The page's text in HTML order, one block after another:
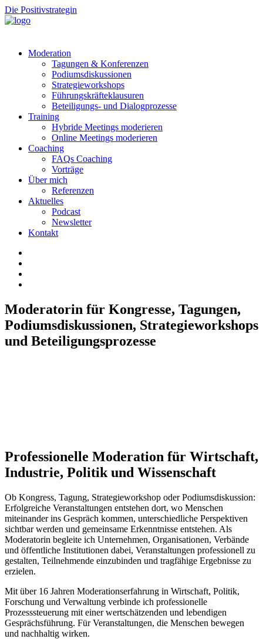
Die Positivstrategin
Moderation
Tagungen & Konferenzen
Podiumsdiskussionen
Strategieworkshops
Führungskräfteklausuren
Beteiligungs- und Dialogprozesse
Training
Hybride Meetings moderieren
Online Meetings moderieren
Coaching
FAQs Coaching
Vorträge
Über mich
Referenzen
Aktuelles
Podcast
Newsletter
Kontakt
Moderatorin für Kongresse, Tagungen,
Podiumsdiskussionen, Strategieworkshops
und Beteiligungsprozesse
Professionelle Moderation für Wirtschaft,
Industrie, Politik und Wissenschaft
Ob Kongress, Tagung, Strategieworkshop oder Podiumsdiskussion:
Erfolgreiche Veranstaltungen entstehen dort, wo Menschen
miteinander ins Gespräch kommen, unterschiedliche Perspektiven
sichtbar werden und gemeinsame Erkenntnisse entstehen. Als
Moderatorin begleite ich Unternehmen, Organisationen, Verbände
und öffentliche Institutionen dabei, Veranstaltungen professionell zu
gestalten, Teilnehmende einzubinden und tragfähige Ergebnisse zu
erzielen.
Mit über 16 Jahren Moderationserfahrung in Wirtschaft, Politik,
Forschung und Verwaltung verbinde ich professionelle
Prozesssteuerung mit einer wertschätzenden und lebendigen
Gesprächsführung. Für Veranstaltungen, die Menschen bewegen
und nachhaltig wirken.